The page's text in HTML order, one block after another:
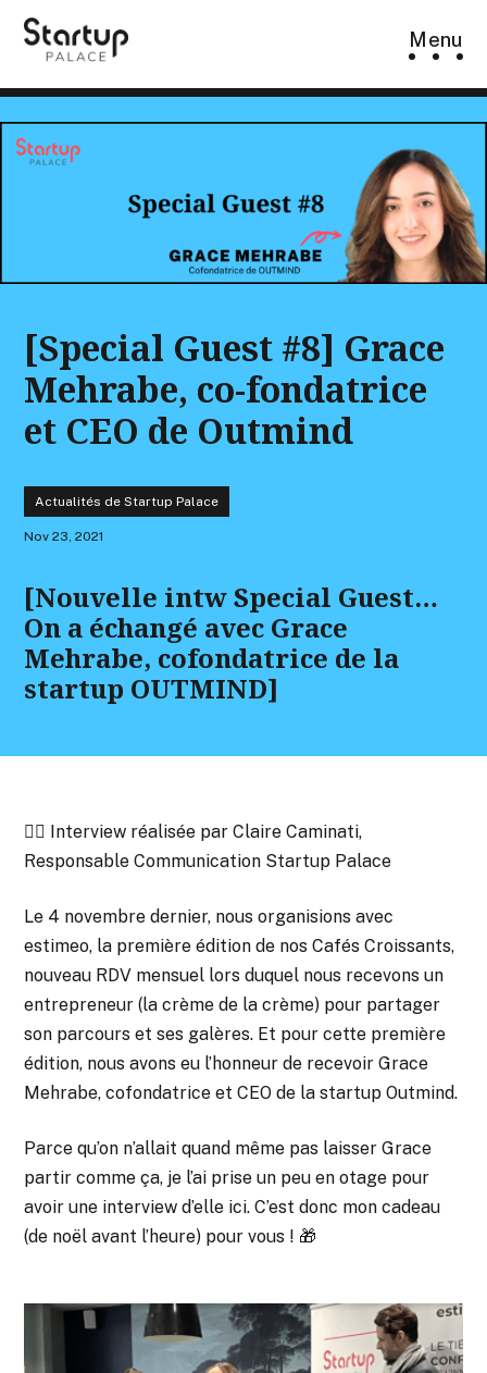
Skip
Menu
[Special Guest #8] Grace
Mehrabe, co-fondatrice
et CEO de Outmind
Actualités de Startup Palace
Nov 23, 2021
[Nouvelle intw Special Guest…
On a échangé avec Grace
Mehrabe, cofondatrice de la
startup OUTMIND]
✍🏻 Interview réalisée par Claire Caminati,
Responsable Communication Startup Palace
Le 4 novembre dernier, nous organisions avec
estimeo, la première édition de nos Cafés Croissants,
nouveau RDV mensuel lors duquel nous recevons un
entrepreneur (la crème de la crème) pour partager
son parcours et ses galères. Et pour cette première
édition, nous avons eu l’honneur de recevoir Grace
Mehrabe, cofondatrice et CEO de la startup Outmind.
Parce qu’on n’allait quand même pas laisser Grace
partir comme ça, je l’ai prise un peu en otage pour
avoir une interview d’elle ici. C’est donc mon cadeau
(de noël avant l’heure) pour vous ! 🎁